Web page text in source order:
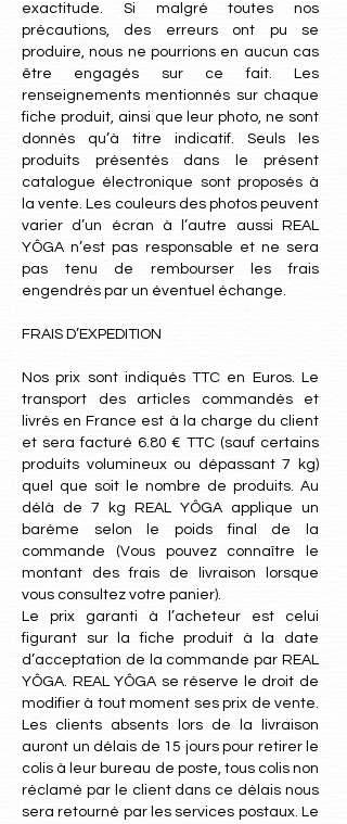
exactitude. Si malgré toutes nos
précautions, des erreurs ont pu se
produire, nous ne pourrions en aucun cas
être engagés sur ce fait. Les
renseignements mentionnés sur chaque
fiche produit, ainsi que leur photo, ne sont
donnés qu’à titre indicatif. Seuls les
produits présentés dans le présent
catalogue électronique sont proposés à
la vente. Les couleurs des photos peuvent
varier d’un écran à l’autre aussi REAL
YÔGA n’est pas responsable et ne sera
pas tenu de rembourser les frais
engendrés par un éventuel échange.
FRAIS D’EXPEDITION
Nos prix sont indiqués TTC en Euros. Le
transport des articles commandés et
livrés en France est à la charge du client
et sera facturé 6.80 € TTC (sauf certains
produits volumineux ou dépassant 7 kg)
quel que soit le nombre de produits. Au
délà de 7 kg REAL YÔGA applique un
barème selon le poids final de la
commande (Vous pouvez connaître le
montant des frais de livraison lorsque
vous consultez votre panier).
Le prix garanti à l’acheteur est celui
figurant sur la fiche produit à la date
d’acceptation de la commande par REAL
YÔGA. REAL YÔGA se réserve le droit de
modifier à tout moment ses prix de vente.
Les clients absents lors de la livraison
auront un délais de 15 jours pour retirer le
colis à leur bureau de poste, tous colis non
réclamé par le client dans ce délais nous
sera retourné par les services postaux. Le